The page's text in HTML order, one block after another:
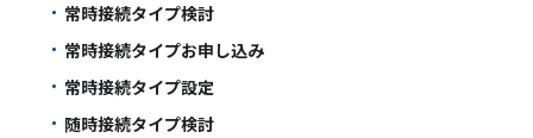
常時接続タイプ検討
常時接続タイプお申し込み
常時接続タイプ設定
随時接続タイプ検討